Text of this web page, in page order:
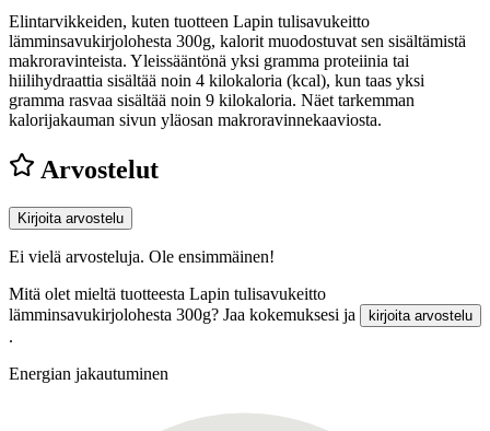
Elintarvikkeiden, kuten tuotteen Lapin tulisavukeitto
lämminsavukirjolohesta 300g, kalorit muodostuvat sen sisältämistä
makroravinteista. Yleissääntönä yksi gramma proteiinia tai
hiilihydraattia sisältää noin 4 kilokaloria (kcal), kun taas yksi
gramma rasvaa sisältää noin 9 kilokaloria. Näet tarkemman
kalorijakauman sivun yläosan makroravinnekaaviosta.
Arvostelut
Kirjoita arvostelu
Ei vielä arvosteluja. Ole ensimmäinen!
Mitä olet mieltä tuotteesta Lapin tulisavukeitto
lämminsavukirjolohesta 300g? Jaa kokemuksesi ja
kirjoita arvostelu
.
Energian jakautuminen